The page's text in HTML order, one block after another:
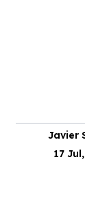
Javier
17